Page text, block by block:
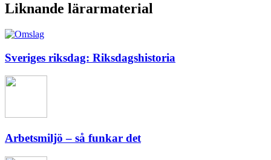
Liknande lärarmaterial
Sveriges riksdag: Riksdagshistoria
Arbetsmiljö – så funkar det